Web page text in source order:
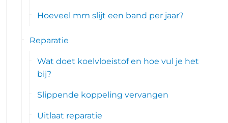
Hoeveel mm slijt een band per jaar?
Reparatie
Wat doet koelvloeistof en hoe vul je het
bij?
Slippende koppeling vervangen
Uitlaat reparatie